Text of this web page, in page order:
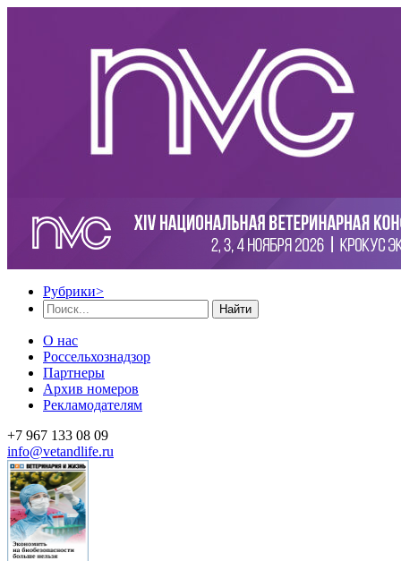
Рубрики>
Найти
О нас
Россельхознадзор
Партнеры
Архив номеров
Рекламодателям
+7 967 133 08 09
info@vetandlife.ru